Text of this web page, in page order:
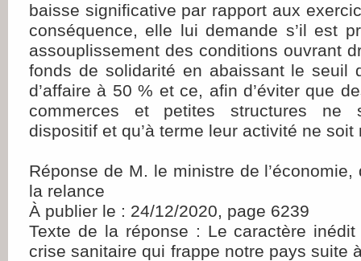
baisse significative par rapport aux
conséquence, elle lui demande s’il est
assouplissement des conditions ouvrant
fonds de solidarité en abaissant le seuil
d’affaire à 50 % et ce, afin d’éviter que
commerces et petites structures ne
dispositif et qu’à terme leur activité ne soit
Réponse de M. le ministre de
la relance
À publier le : 24/12/2020, page 6239
Texte de la réponse : Le caractère inédit
crise sanitaire qui frappe notre pays suite